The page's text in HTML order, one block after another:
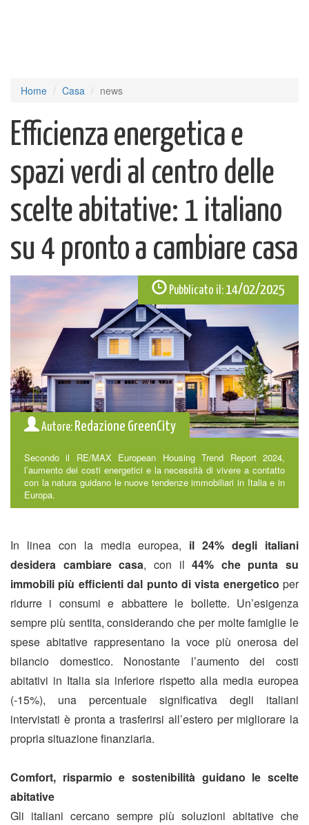
Home Casa news
Efficienza energetica e
spazi verdi al centro delle
scelte abitative: 1 italiano
su 4 pronto a cambiare casa
Pubblicato il:14/02/2025
Autore: Redazione GreenCity
Secondo il RE/MAX European Housing Trend Report 2024,
l’aumento dei costi energetici e la necessità di vivere a contatto
con la natura guidano le nuove tendenze immobiliari in Italia e in
Europa.
In linea con la media europea, il 24% degli italiani
desidera cambiare casa, con il44% che punta su
immobili più efficienti dal punto di vista energetico per
ridurre i consumi e abbattere le bollette. Un’esigenza
sempre più sentita, considerando che per molte famiglie le
spese abitative rappresentano la voce più onerosa del
bilancio domestico. Nonostante l’aumento dei costi
abitativi in Italia sia inferiore rispetto alla media europea
(-15%), una percentuale significativa degli italiani
intervistati è pronta a trasferirsi all’estero per migliorare la
propria situazione finanziaria.
Comfort, risparmio e sostenibilità guidano le scelte
abitative
Gli italiani cercano sempre più soluzioni abitative che